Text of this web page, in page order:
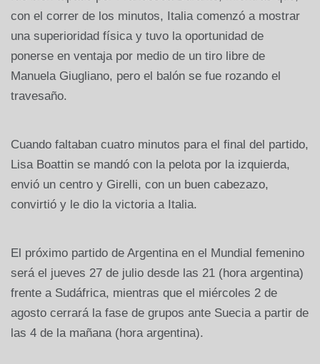
con el correr de los minutos, Italia comenzó a mostrar
una superioridad física y tuvo la oportunidad de
ponerse en ventaja por medio de un tiro libre de
Manuela Giugliano, pero el balón se fue rozando el
travesaño.
Cuando faltaban cuatro minutos para el final del partido,
Lisa Boattin se mandó con la pelota por la izquierda,
envió un centro y Girelli, con un buen cabezazo,
convirtió y le dio la victoria a Italia.
El próximo partido de Argentina en el Mundial femenino
será el jueves 27 de julio desde las 21 (hora argentina)
frente a Sudáfrica, mientras que el miércoles 2 de
agosto cerrará la fase de grupos ante Suecia a partir de
las 4 de la mañana (hora argentina).